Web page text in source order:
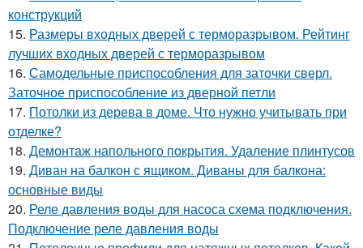
конструкций
15. Размеры входных дверей с терморазрывом. Рейтинг
лучших входных дверей с терморазрывом
16. Самодельные приспособления для заточки сверл.
Заточное приспособление из дверной петли
17. Потолки из дерева в доме. Что нужно учитывать при
отделке?
18. Демонтаж напольного покрытия. Удаление плинтусов
19. Диван на балкон с ящиком. Диваны для балкона:
основные виды
20. Реле давления воды для насоса схема подключения.
Подключение реле давления воды